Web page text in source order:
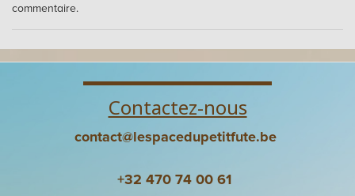
commentaire.
Contactez-nous
contact@lespacedupetitfute.be
+32 470 74 00 61